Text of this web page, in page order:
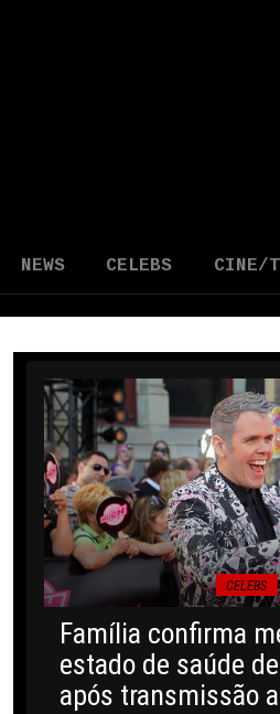
NEWS CELEBS CINE/
CELEBS
Família confirma
estado de saúde
após transmissão